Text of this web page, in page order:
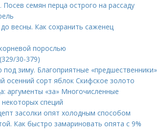
семян перца острого на рассаду
весны. Как сохранить саженец
порослью
30-379)
зиму. Благоприятные «предшественники»
осенний сорт яблок Скифское золото
аргументы «за» Многочисленные
специй
засолки опят холодным способом
Как быстро замариновать опята с 9%